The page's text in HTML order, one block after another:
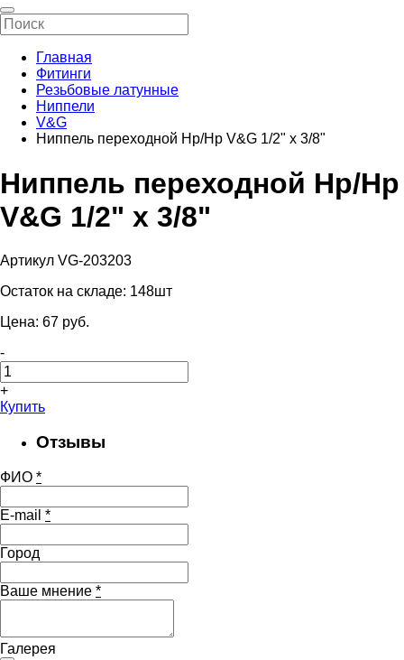
Главная
Фитинги
Резьбовые латунные
Ниппели
V&G
Ниппель переходной Нр/Нр V&G 1/2" х 3/8"
Ниппель переходной Нр/Нр
V&G 1/2" х 3/8"
Артикул VG-203203
Остаток на складе: 148шт
Цена: 67 pуб.
-
+
Купить
Отзывы
ФИО *
E-mail *
Город
Ваше мнение *
Галерея